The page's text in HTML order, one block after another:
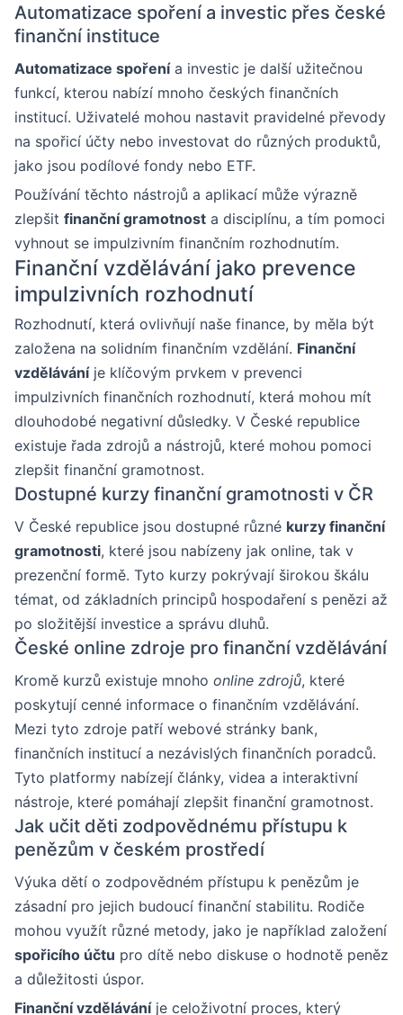
Automatizace spoření a investic přes české
finanční instituce
Automatizace spořenía investic je další užitečnou
funkcí, kterou nabízí mnoho českých finančních
institucí. Uživatelé mohou nastavit pravidelné převody
na spořicí účty nebo investovat do různých produktů,
jako jsou podílové fondy nebo ETF.
Používání těchto nástrojů a aplikací může výrazně
zlepšit finanční gramotnost a disciplínu, a tím pomoci
vyhnout se impulzivním finančním rozhodnutím.
Finanční vzdělávání jako prevence
impulzivních rozhodnutí
Rozhodnutí, která ovlivňují naše finance, by měla být
založena na solidním finančním vzdělání. Finanční
vzděláváníje klíčovým prvkem v prevenci
impulzivních finančních rozhodnutí, která mohou mít
dlouhodobé negativní důsledky. V České republice
existuje řada zdrojů a nástrojů, které mohou pomoci
zlepšit finanční gramotnost.
Dostupné kurzy finanční gramotnosti v ČR
V České republice jsou dostupné různé kurzy finanční
gramotnosti, které jsou nabízeny jak online, tak v
prezenční formě. Tyto kurzy pokrývají širokou škálu
témat, od základních principů hospodaření s penězi až
po složitější investice a správu dluhů.
České online zdroje pro finanční vzdělávání
Kromě kurzů existuje mnoho online zdrojů, které
poskytují cenné informace o finančním vzdělávání.
Mezi tyto zdroje patří webové stránky bank,
finančních institucí a nezávislých finančních poradců.
Tyto platformy nabízejí články, videa a interaktivní
nástroje, které pomáhají zlepšit finanční gramotnost.
Jak učit děti zodpovědnému přístupu k
penězům v českém prostředí
Výuka dětí o zodpovědném přístupu k penězům je
zásadní pro jejich budoucí finanční stabilitu. Rodiče
mohou využít různé metody, jako je například založení
spořicího účtu pro dítě nebo diskuse o hodnotě peněz
a důležitosti úspor.
Finanční vzděláváníje celoživotní proces, který